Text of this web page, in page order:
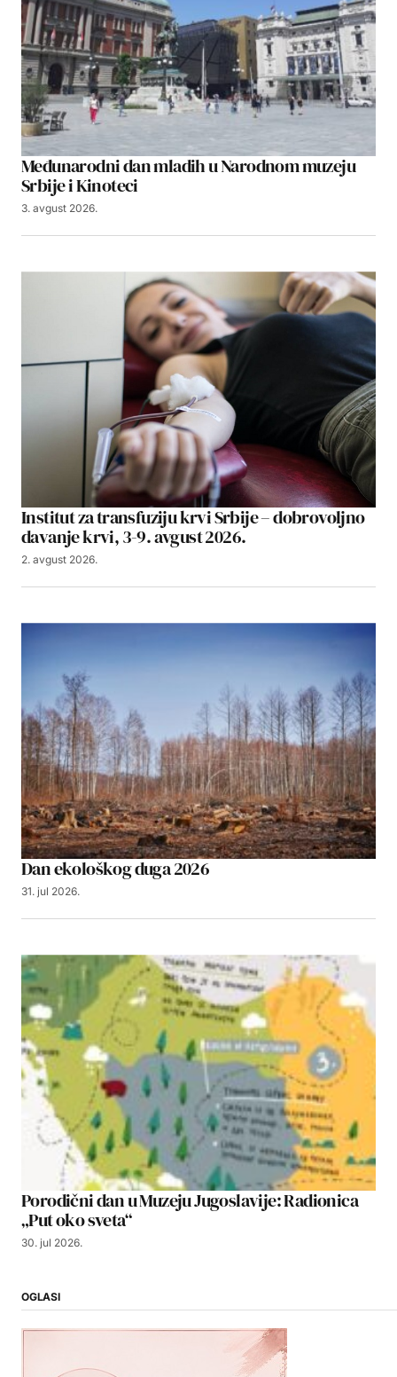
Međunarodni dan mladih u Narodnom muzeju
Srbije i Kinoteci
3. avgust 2026.
Institut za transfuziju krvi Srbije – dobrovoljno
davanje krvi, 3-9. avgust 2026.
2. avgust 2026.
Dan ekološkog duga 2026
31. jul 2026.
Porodični dan u Muzeju Jugoslavije: Radionica
„Put oko sveta“
30. jul 2026.
OGLASI